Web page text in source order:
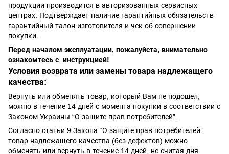
продукции производится в авторизованных сервисных
центрах. Подтверждает наличие гарантийных обязательств
гарантийный талон изготовителя и чек об совершении
покупки.
Перед началом эксплуатации, пожалуйста, внимательно
ознакомтесь с инструкцией!
Условия возврата или замены товара надлежащего
качества:
Вернуть или обменять товар, который Вам не подошел,
можно в течение 14 дней с момента покупки в соответствии с
Законом Украины “О защите прав потребителей”.
Согласно статьи 9 Закона “О защите прав потребителей”,
товар надлежащего качества (без дефектов) можно
обменять или вернуть в течение 14 дней, не считая дня